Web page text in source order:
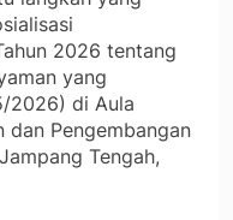
2026 tentang
yang
2026) di Aula
dan Pengembangan
Tengah,